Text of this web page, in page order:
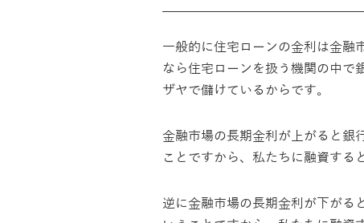
一般的に住宅ローンの金利は金融
なら住宅ローンを扱う機関の中で
ザヤで儲けているからです。
金融市場の長期金利が上がると銀
ことですから、私たちに融資する
逆に金融市場の長期金利が下がる